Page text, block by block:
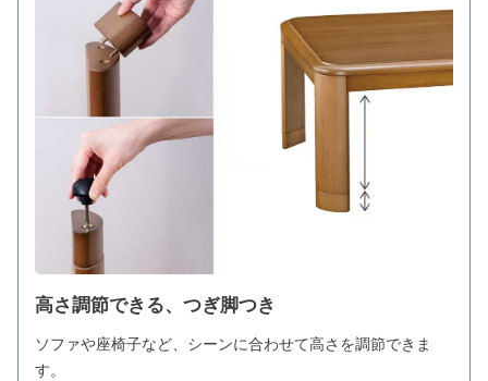
高さ調節できる、つぎ脚つき
ソファや座椅子など、シーンに合わせて高さを調節できま
す。